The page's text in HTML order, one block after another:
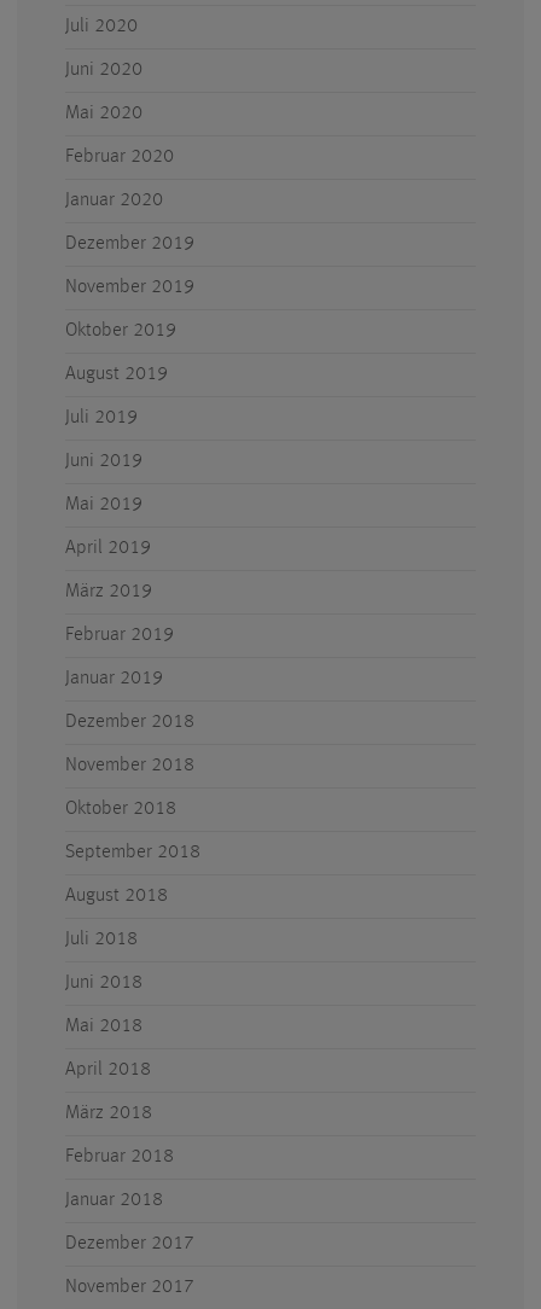
Juli 2020
Juni 2020
Mai 2020
Februar 2020
Januar 2020
Dezember 2019
November 2019
Oktober 2019
August 2019
Juli 2019
Juni 2019
Mai 2019
April 2019
März 2019
Februar 2019
Januar 2019
Dezember 2018
November 2018
Oktober 2018
September 2018
August 2018
Juli 2018
Juni 2018
Mai 2018
April 2018
März 2018
Februar 2018
Januar 2018
Dezember 2017
November 2017